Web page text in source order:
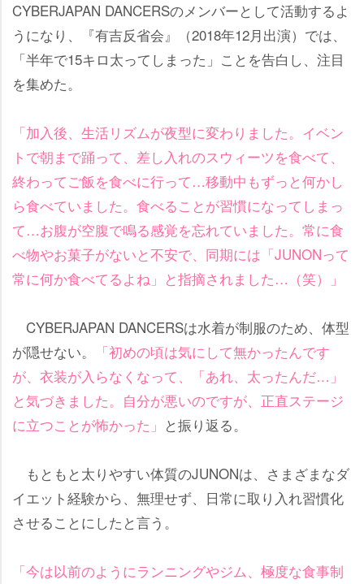
CYBERJAPAN DANCERSのメンバーとして活動するよ
うになり、『有吉反省会』（2018年12月出演）では、
「半年で15キロ太ってしまった」ことを告白し、注目
を集めた。
「加入後、生活リズムが夜型に変わりました。イベン
トで朝まで踊って、差し入れのスウィーツを食べて、
終わってご飯を食べに行って…移動中もずっと何かし
ら食べていました。食べることが習慣になってしまっ
て…お腹が空腹で鳴る感覚を忘れていました。常に食
べ物やお菓子がないと不安で、同期には「JUNONって
常に何か食べてるよね」と指摘されました…（笑）」
CYBERJAPAN DANCERSは水着が制服のため、体型
が隠せない。
「初めの頃は気にして無かったんです
が、衣装が入らなくなって、「あれ、太ったんだ…」
と気づきました。自分が悪いのですが、正直ステージ
に立つことが怖かった」 と振り返る。
もともと太りやすい体質のJUNONは、さまざまなダ
イエット経験から、無理せず、日常に取り入れ習慣化
させることにしたと言う。
「今は以前のようにランニングやジム、極度な食事制